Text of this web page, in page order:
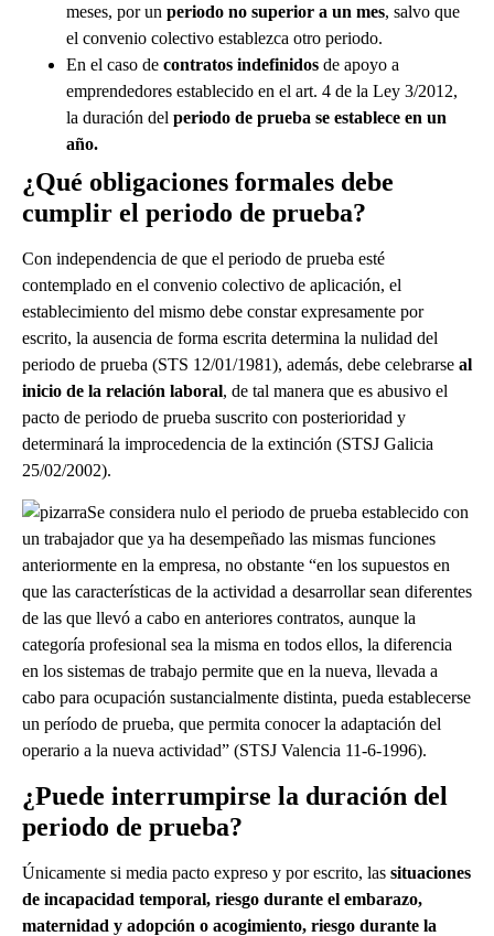
meses, por un periodo no superior a un mes, salvo que
el convenio colectivo establezca otro periodo.
En el caso de contratos indefinidos de apoyo a
emprendedores establecido en el art. 4 de la Ley 3/2012,
la duración del periodo de prueba se establece en un
año.
¿Qué obligaciones formales debe
cumplir el periodo de prueba?
Con independencia de que el periodo de prueba esté
contemplado en el convenio colectivo de aplicación, el
establecimiento del mismo debe constar expresamente por
escrito, la ausencia de forma escrita determina la nulidad del
periodo de prueba (STS 12/01/1981), además, debe celebrarse al
inicio de la relación laboral, de tal manera que es abusivo el
pacto de periodo de prueba suscrito con posterioridad y
determinará la improcedencia de la extinción (STSJ Galicia
25/02/2002).
Se considera nulo el periodo de prueba establecido con
un trabajador que ya ha desempeñado las mismas funciones
anteriormente en la empresa, no obstante “en los supuestos en
que las características de la actividad a desarrollar sean diferentes
de las que llevó a cabo en anteriores contratos, aunque la
categoría profesional sea la misma en todos ellos, la diferencia
en los sistemas de trabajo permite que en la nueva, llevada a
cabo para ocupación sustancialmente distinta, pueda establecerse
un período de prueba, que permita conocer la adaptación del
operario a la nueva actividad” (STSJ Valencia 11-6-1996).
¿Puede interrumpirse la duración del
periodo de prueba?
Únicamente si media pacto expreso y por escrito, las situaciones
de incapacidad temporal, riesgo durante el embarazo,
maternidad y adopción o acogimiento, riesgo durante la